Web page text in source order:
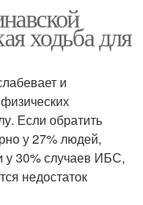
при артрозе
ходьба для
и
Если обратить
у 27% людей,
30% случаев ИБС,
недостаток